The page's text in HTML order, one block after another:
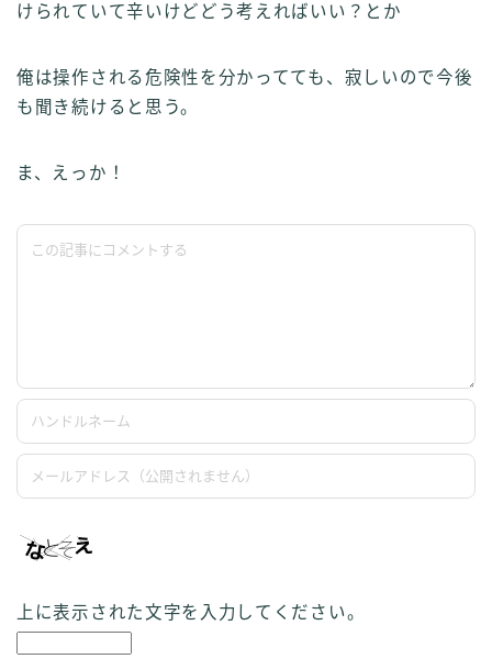
けられていて辛いけどどう考えればいい？とか
俺は操作される危険性を分かってても、寂しいので今後
も聞き続けると思う。
ま、えっか！
上に表示された文字を入力してください。